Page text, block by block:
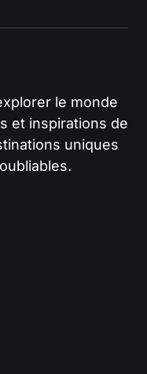
le monde
et inspirations de
uniques